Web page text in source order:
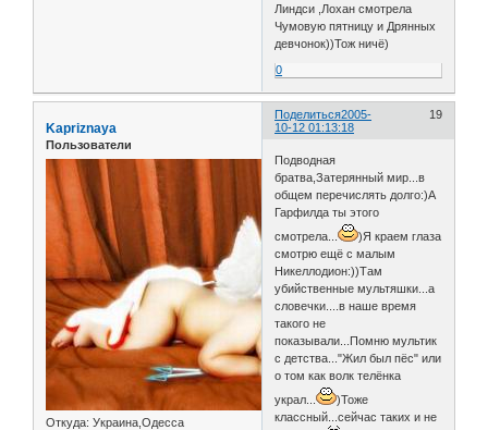
Линдси ,Лохан смотрела
Чумовую пятницу и Дрянных
девчонок))Тож ничё)
0
Поделиться 19
2005-
10-12 01:13:18
Kapriznaya
Пользователи
Откуда: Украина,Одесса
Подводная
братва,Затерянный мир...в
общем перечислять долго:)А
Гарфилда ты этого
смотрела...
)Я краем глаза
смотрю ещё с малым
Никеллодион:))Там
убийственные мультяшки...а
словечки....в наше время
такого не
показывали...Помню мультик
с детства..."Жил был пёс" или
о том как волк телёнка
украл...
)Тоже
классный...сейчас таких и не